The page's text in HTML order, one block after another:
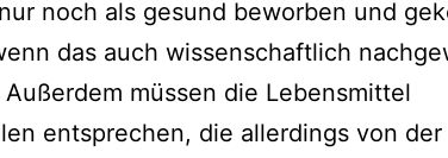
noch als gesund bewor­ben und
das auch wis­sen­schaft­lich
müs­sen die Lebensmittel
ent­spre­chen, die aller­dings von der